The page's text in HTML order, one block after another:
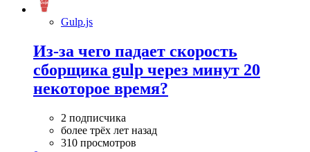
Gulp.js
Из-за чего падает скорость
сборщика gulp через минут 20
некоторое время?
2 подписчика
более трёх лет назад
310 просмотров